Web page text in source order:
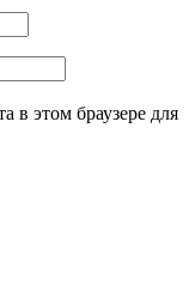
в этом браузере для